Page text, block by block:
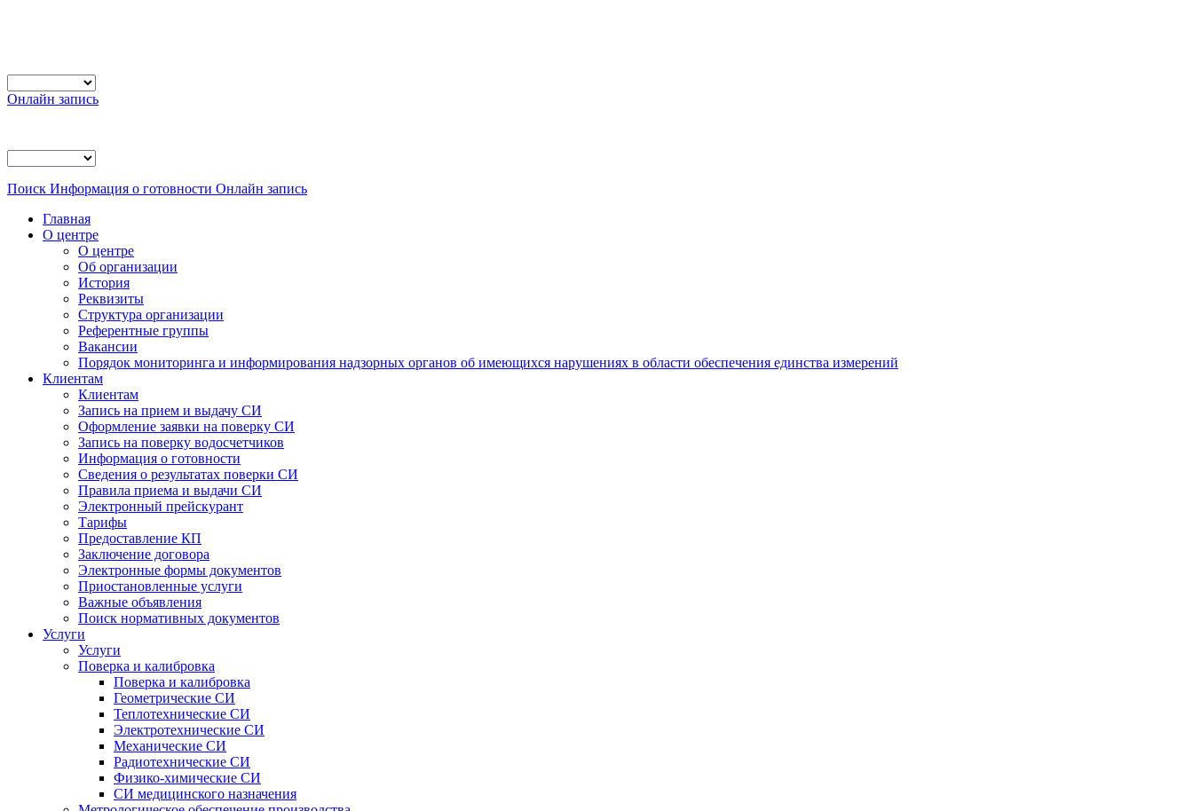
Онлайн запись
Поиск Информация о готовности Онлайн запись
Главная
О центре
О центре
Об организации
История
Реквизиты
Структура организации
Референтные группы
Вакансии
Порядок мониторинга и информирования надзорных органов об имеющихся нарушениях в области обеспечения единства измерений
Клиентам
Клиентам
Запись на прием и выдачу СИ
Оформление заявки на поверку СИ
Запись на поверку водосчетчиков
Информация о готовности
Сведения о результатах поверки СИ
Правила приема и выдачи СИ
Электронный прейскурант
Тарифы
Предоставление КП
Заключение договора
Электронные формы документов
Приостановленные услуги
Важные объявления
Поиск нормативных документов
Услуги
Услуги
Поверка и калибровка
Поверка и калибровка
Геометрические СИ
Теплотехнические СИ
Электротехнические СИ
Механические СИ
Радиотехнические СИ
Физико-химические СИ
СИ медицинского назначения